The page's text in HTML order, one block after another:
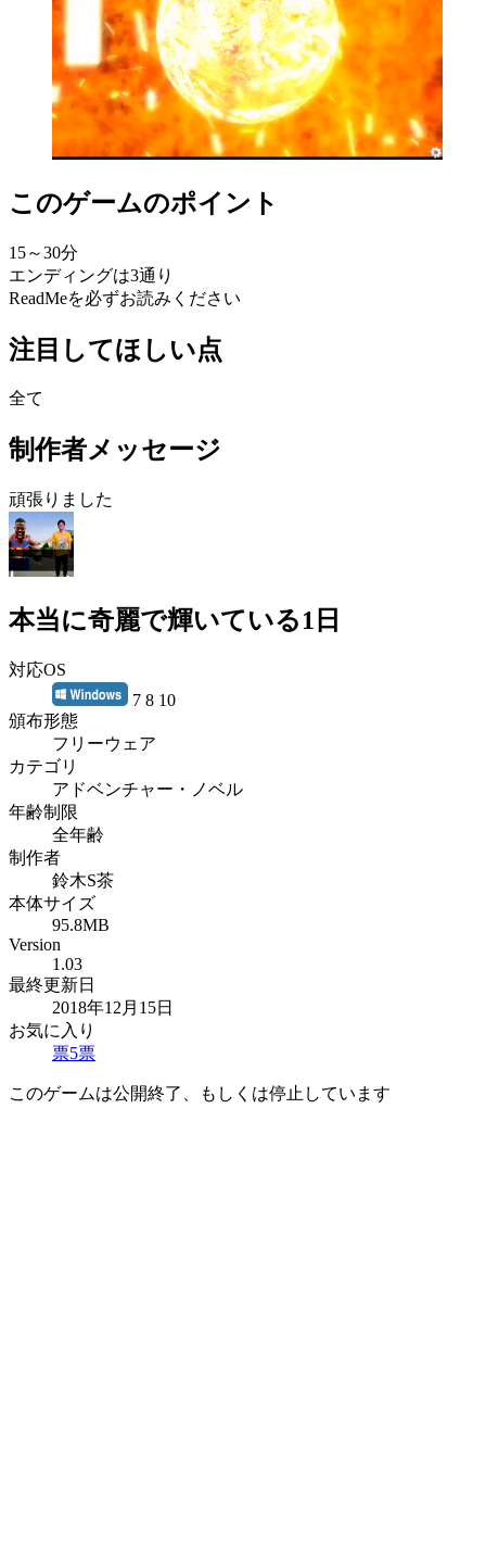
このゲームのポイント
15～30分
エンディングは3通り
ReadMeを必ずお読みください
注目してほしい点
全て
制作者メッセージ
頑張りました
本当に奇麗で輝いている1日
対応OS
7 8 10
頒布形態
フリーウェア
カテゴリ
アドベンチャー・ノベル
年齢制限
全年齢
制作者
鈴木S茶
本体サイズ
95.8MB
Version
1.03
最終更新日
2018年12月15日
お気に入り
票5票
このゲームは公開終了、もしくは停止しています